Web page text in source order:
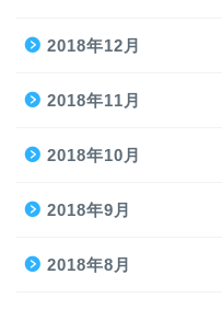
2018年12月
2018年11月
2018年10月
2018年9月
2018年8月